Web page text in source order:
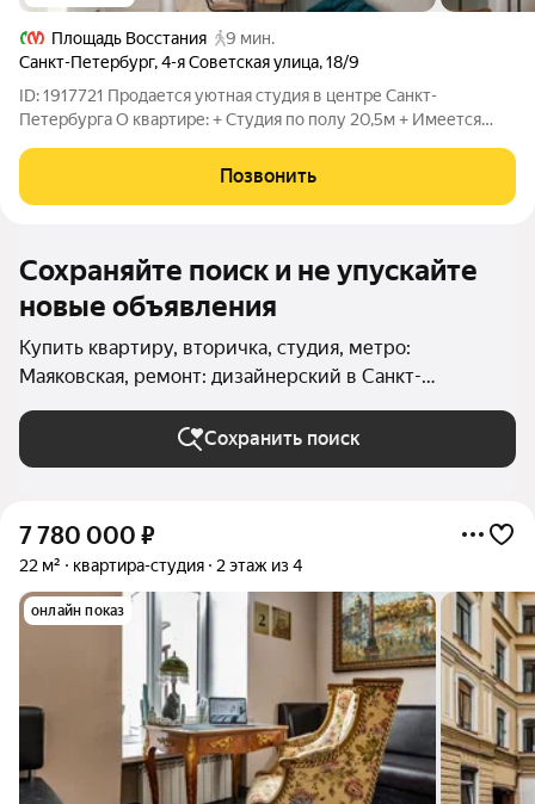
Площадь Восстания
9 мин.
Санкт-Петербург,4-я Советская улица,18/9
ID: 1917721 Продается уютная студия в центре Санкт-
Петербурга О квартире: + Студия по полу 20,5м + Имеется
новому владельцу + ВСЯ МЕБЕЛЬ И ТЕХНИКА ОСТАЕТСЯ
ПОКУПАТЕЛЮ !!! + До метро Площадь
Позвонить
Сохраняйте поиск и не упускайте
новые объявления
Купить квартиру, вторичка, студия, метро:
Маяковская, ремонт: дизайнерский в Санкт-
Петербурге и ЛО
Сохранить поиск
7 780 000 ₽
22 м² квартира-студия 2 этаж из 4
онлайн показ